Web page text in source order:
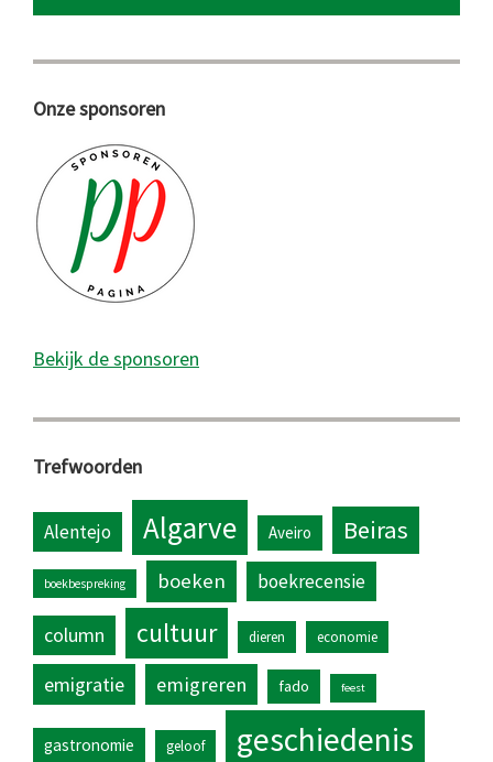
Onze sponsoren
Bekijk de sponsoren
Trefwoorden
Alentejo Algarve Aveiro Beiras
boekbespreking boeken boekrecensie
column cultuur dieren economie
emigratie emigreren fado feest
gastronomie geloof geschiedenis